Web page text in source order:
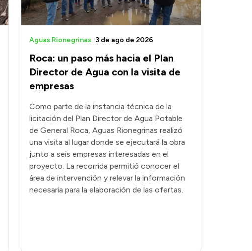
Roca: un paso más hacia el Plan
Director de Agua con la visita de
empresas
Aguas Rionegrinas 3 de ago de 2026
Como parte de la instancia técnica de la
licitación del Plan Director de Agua Potable
de General Roca, Aguas Rionegrinas realizó
una visita al lugar donde se ejecutará la obra
junto a seis empresas interesadas en el
proyecto. La recorrida permitió conocer el
área de intervención y relevar la información
necesaria para la elaboración de las ofertas.